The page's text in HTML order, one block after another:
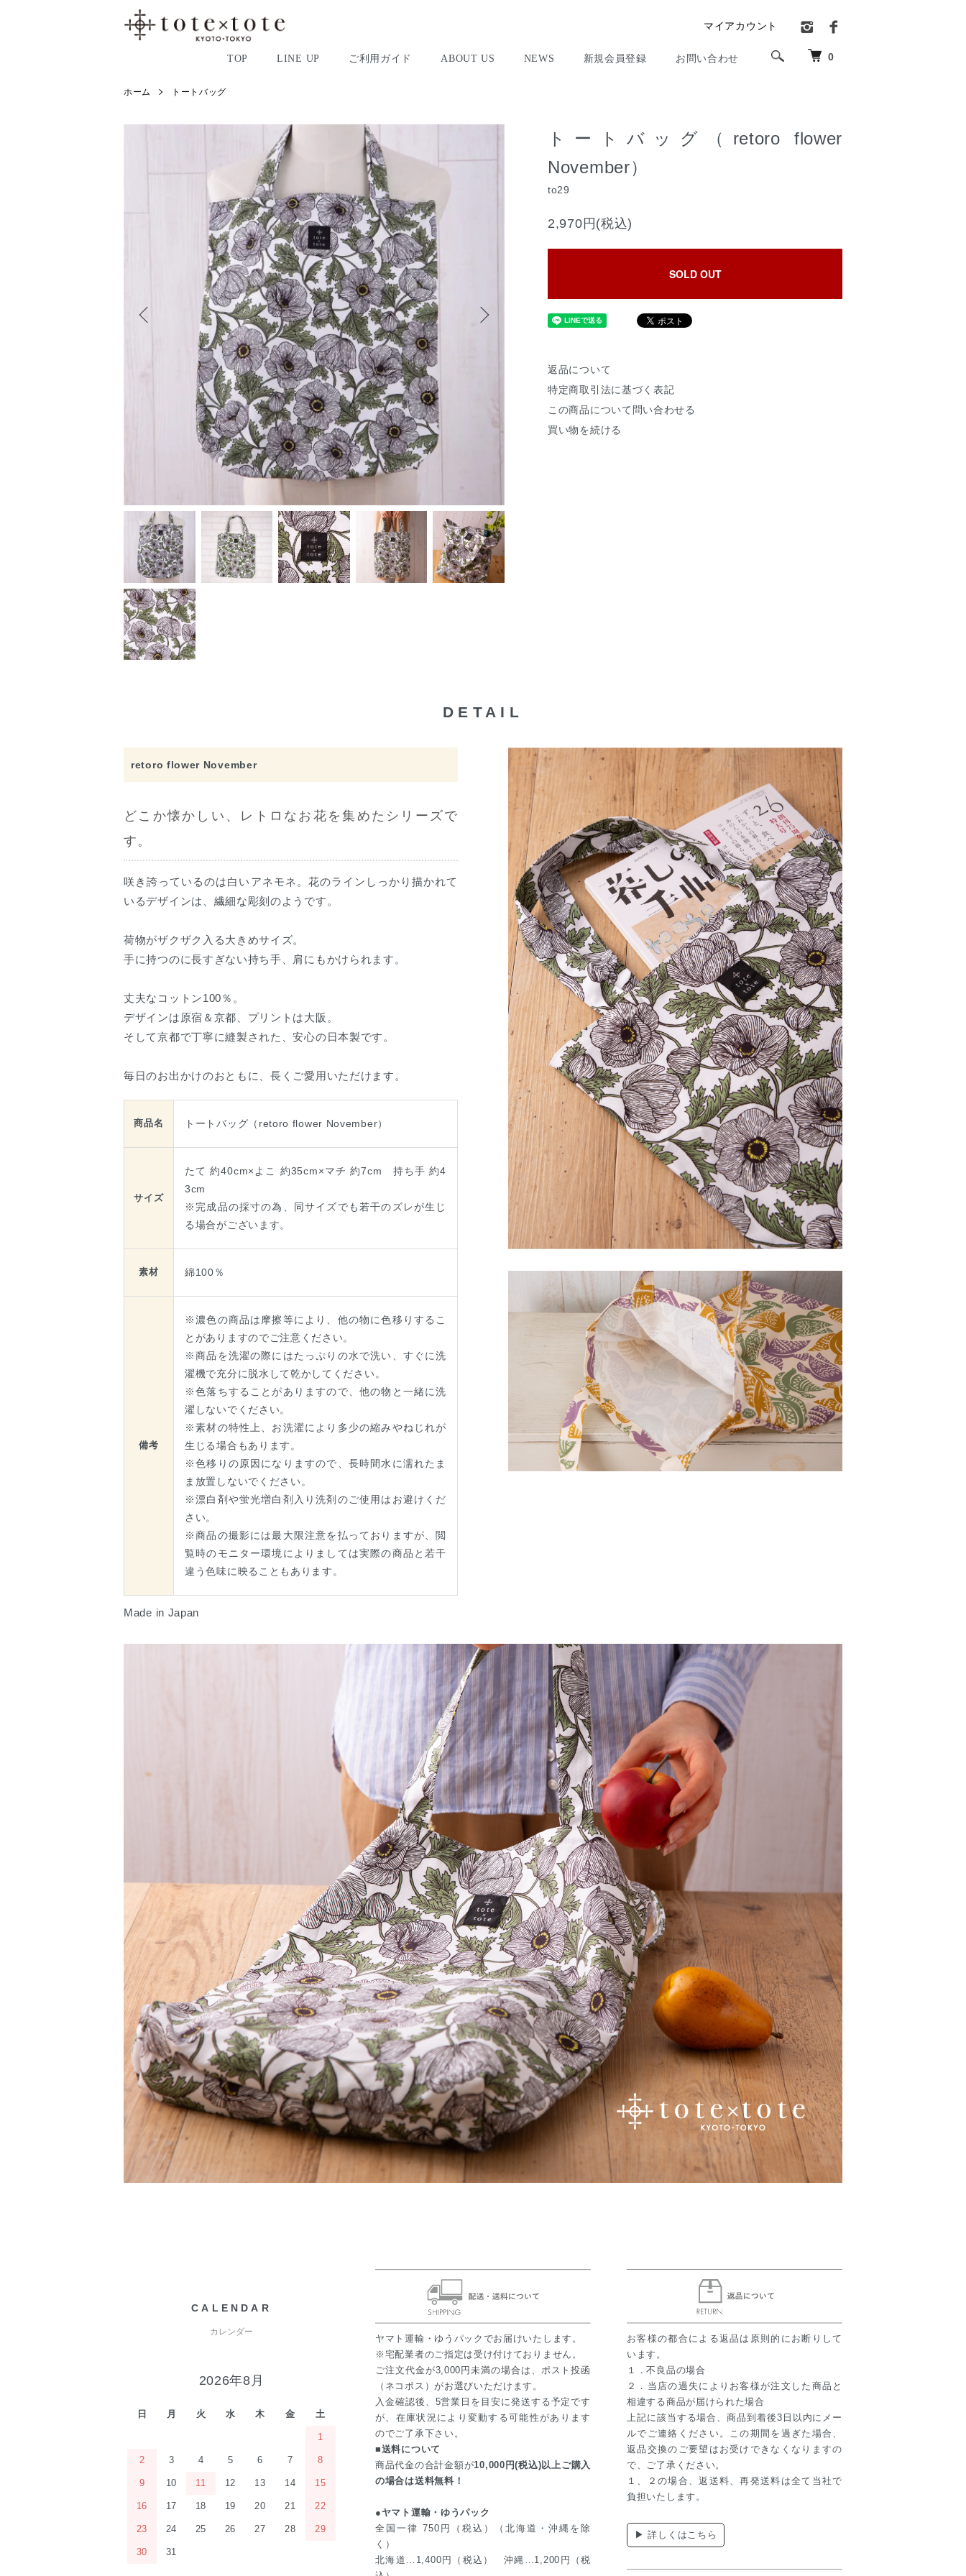
0
TOP LINE UP ご利用ガイド ABOUT US NEWS 新規会員登録 お問い合わせ
マイアカウント
ホーム トートバッグ
トートバッグ（retoro flower
November）
to29
2,970円(税込)
SOLD OUT
返品について
特定商取引法に基づく表記
この商品について問い合わせる
買い物を続ける
DETAIL
retoro flower November
どこか懐かしい、レトロなお花を集めたシリーズで
す。
咲き誇っているのは白いアネモネ。花のラインしっかり描かれて
いるデザインは、繊細な彫刻のようです。
荷物がザクザク入る大きめサイズ。
手に持つのに長すぎない持ち手、肩にもかけられます。
丈夫なコットン100％。
デザインは原宿＆京都、プリントは大阪。
そして京都で丁寧に縫製された、安心の日本製です。
毎日のお出かけのおともに、長くご愛用いただけます。
商品名 トートバッグ（retoro flower November）
サイズ
たて 約40cm×よこ 約35cm×マチ 約7cm 持ち手 約4
3cm
※完成品の採寸の為、同サイズでも若干のズレが生じ
る場合がございます。
素材 綿100％
備考
※濃色の商品は摩擦等により、他の物に色移りするこ
とがありますのでご注意ください。
※商品を洗濯の際にはたっぷりの水で洗い、すぐに洗
濯機で充分に脱水して乾かしてください。
※色落ちすることがありますので、他の物と一緒に洗
濯しないでください。
※素材の特性上、お洗濯により多少の縮みやねじれが
生じる場合もあります。
※色移りの原因になりますので、長時間水に濡れたま
ま放置しないでください。
※漂白剤や蛍光増白剤入り洗剤のご使用はお避けくだ
さい。
※商品の撮影には最大限注意を払っておりますが、閲
覧時のモニター環境によりましては実際の商品と若干
違う色味に映ることもあります。
Made in Japan
CALENDAR
カレンダー
2026年8月
日 月 火 水 木 金 土
1
2 3 4 5 6 7 8
9 10 11 12 13 14 15
16 17 18 19 20 21 22
23 24 25 26 27 28 29
30 31
ヤマト運輸・ゆうパックでお届けいたします。
※宅配業者のご指定は受け付けておりません。
ご注文代金が3,000円未満の場合は、ポスト投函
（ネコポス）がお選びいただけます。
入金確認後、5営業日を目安に発送する予定です
が、在庫状況により変動する可能性があります
のでご了承下さい。
■送料について
商品代金の合計金額が10,000円(税込)以上ご購入
の場合は送料無料！
●ヤマト運輸・ゆうパック
全国一律 750円（税込）（北海道・沖縄を除
く）
北海道…1,400円（税込） 沖縄…1,200円（税
お客様の都合による返品は原則的にお断りして
います。
１．不良品の場合
２．当店の過失によりお客様が注文した商品と
相違する商品が届けられた場合
上記に該当する場合、商品到着後3日以内にメー
ルでご連絡ください。この期間を過ぎた場合、
返品交換のご要望はお受けできなくなりますの
で、ご了承ください。
１、２の場合、返送料、再発送料は全て当社で
負担いたします。
▶ 詳しくはこちら